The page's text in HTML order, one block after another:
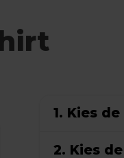
1. Kies
2. Kies